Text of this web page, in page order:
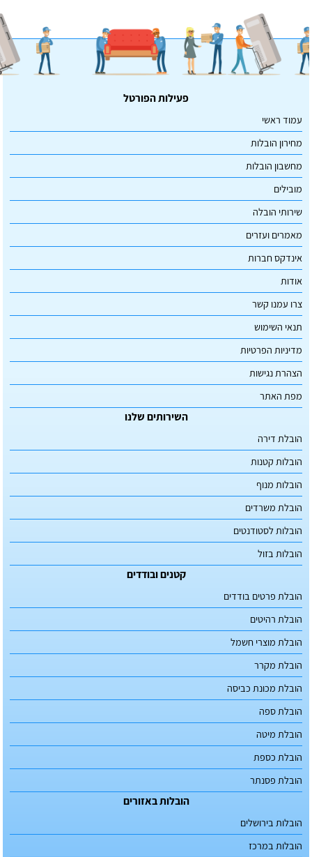
פעילות הפורטל
עמוד ראשי
מחירון הובלות
מחשבון הובלות
מובילים
שירותי הובלה
מאמרים ועזרים
אינדקס חברות
אודות
צרו עמנו קשר
תנאי השימוש
מדיניות הפרטיות
הצהרת נגישות
מפת האתר
השירותים שלנו
הובלת דירה
הובלות קטנות
הובלות מנוף
הובלת משרדים
הובלות לסטודנטים
הובלות בזול
קטנים ובודדים
הובלת פרטים בודדים
הובלת רהיטים
הובלת מוצרי חשמל
הובלת מקרר
הובלת מכונת כביסה
הובלת ספה
הובלת מיטה
הובלת כספת
הובלת פסנתר
הובלות באזורים
הובלות בירושלים
הובלות במרכז